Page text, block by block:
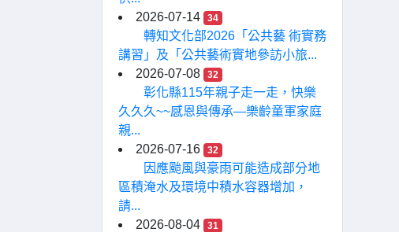
2026-07-14
34
轉知文化部2026「公共藝 術實務
講習」及「公共藝術實地參訪小旅...
2026-07-08
32
彰化縣115年親子走一走，快樂
久久久~~感恩與傳承—樂齡童軍家庭
親...
2026-07-16
32
因應颱風與豪雨可能造成部分地
區積淹水及環境中積水容器增加，
請...
2026-08-04
31